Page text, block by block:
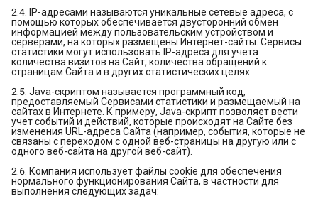
2.4. IP-адресами называются уникальные сетевые адреса, с
помощью которых обеспечивается двусторонний обмен
информацией между пользовательским устройством и
серверами, на которых размещены Интернет-сайты. Сервисы
статистики могут использовать IP-адреса для учета
количества визитов на Сайт, количества обращений к
страницам Сайта и в других статистических целях.
2.5. Java-скриптом называется программный код,
предоставляемый Сервисами статистики и размещаемый на
сайтах в Интернете. К примеру, Java-скрипт позволяет вести
учет событий и действий, которые происходят на Сайте без
изменения URL-адреса Сайта (например, события, которые не
связаны с переходом с одной веб-страницы на другую или с
одного веб-сайта на другой веб-сайт).
2.6. Компания использует файлы cookie для обеспечения
нормального функционирования Сайта, в частности для
выполнения следующих задач: